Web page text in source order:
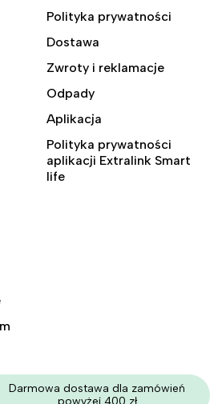
Polityka prywatności
Dostawa
Zwroty i reklamacje
Odpady
Aplikacja
Polityka prywatności
aplikacji Extralink Smart
life
Darmowa dostawa dla zamówień